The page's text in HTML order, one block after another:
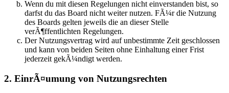
Wenn du mit diesen Regelungen nicht einverstanden bist, so
darfst du das Board nicht weiter nutzen. FÃ¼r die Nutzung
des Boards gelten jeweils die an dieser Stelle
verÃ¶ffentlichten Regelungen.
Der Nutzungsvertrag wird auf unbestimmte Zeit geschlossen
und kann von beiden Seiten ohne Einhaltung einer Frist
jederzeit gekÃ¼ndigt werden.
2. EinrÃ¤umung von Nutzungsrechten